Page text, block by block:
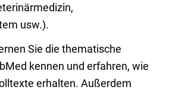
usw.).
Sie die thematische
kennen und erfahren, wie
erhalten. Außerdem